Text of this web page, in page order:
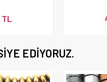
EDIYORUZ.